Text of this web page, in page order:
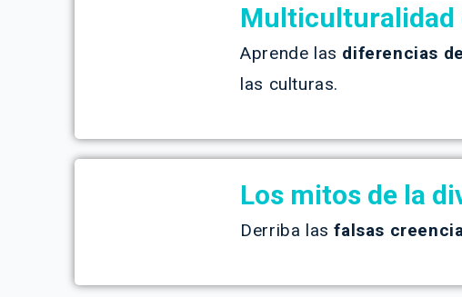
Aprende las diferencias
las culturas.
Los mitos de la
Derriba las falsas